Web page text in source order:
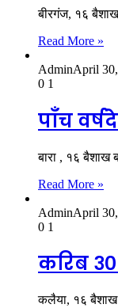
बीरगंज, १६
Read More »
AdminApril
0 1
पाँच
बारा , १६ बैशाख
Read More »
AdminApril
0 1
करिब
कलैया, १६ बैशाख